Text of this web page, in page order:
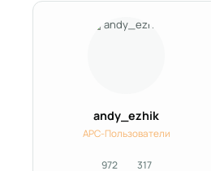
andy_ezhik
APC-Пользователи
972 317